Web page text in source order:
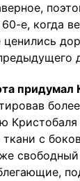
е, когда
придумал
с
свободный